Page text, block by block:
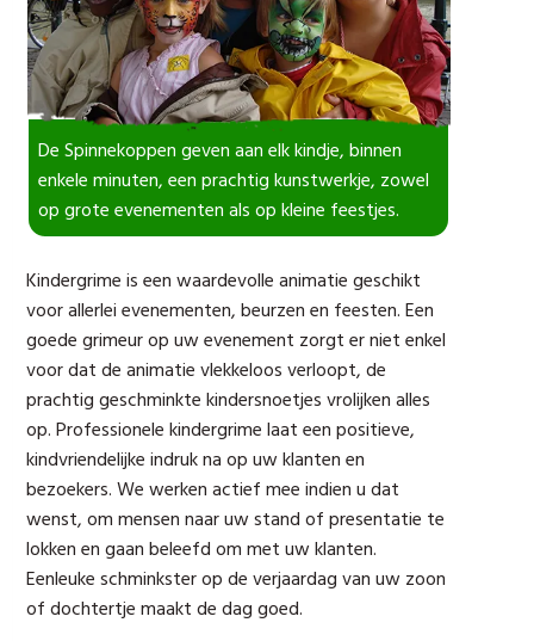
De Spinnekoppen geven aan elk kindje, binnen
enkele minuten, een prachtig kunstwerkje, zowel
op grote evenementen als op kleine feestjes.
Kindergrime is een waardevolle animatie geschikt
voor allerlei evenementen, beurzen en feesten. Een
goede grimeur op uw evenement zorgt er niet enkel
voor dat de animatie vlekkeloos verloopt, de
prachtig geschminkte kindersnoetjes vrolijken alles
op. Professionele kindergrime laat een positieve,
kindvriendelijke indruk na op uw klanten en
bezoekers. We werken actief mee indien u dat
wenst, om mensen naar uw stand of presentatie te
lokken en gaan beleefd om met uw klanten.
Eenleuke schminkster op de verjaardag van uw zoon
of dochtertje maakt de dag goed.